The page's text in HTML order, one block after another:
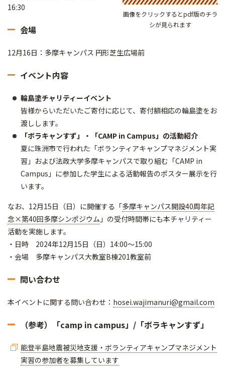
画像をクリックするとpdf版のチラ
シが見られます
16:30
会場
12月16日：多摩キャンパス 円形芝生広場前
イベント内容
輪島塗チャリティーイベント
皆様からいただいたご寄付に応じて、寄付額相応の輪島塗をお
渡しします。
「ボラキャンすず」・「CAMP in Campus」の活動紹介
夏に珠洲市で行われた「ボランティアキャンプマネジメント実
習」および法政大学多摩キャンパスで取り組む「CAMP in
Campus」に参加した学生による活動報告のポスター展示を行
います。
なお、12月15日（日）に開催する「多摩キャンパス開設40周年記
念×第40回多摩シンポジウム 」の受付時間帯にも本チャリティー
活動を実施します。
・日時 2024年12月15日（日）14:00～15:00
・会場 多摩キャンパス大教室B棟201教室前
問い合わせ
本イベントに関する問い合わせ： hosei.wajimanuri@gmail.com
（参考）「camp in campus」/「ボラキャンすず」
能登半島地震被災地支援・ボランティアキャンプマネジメント
実習の参加者を募集しています